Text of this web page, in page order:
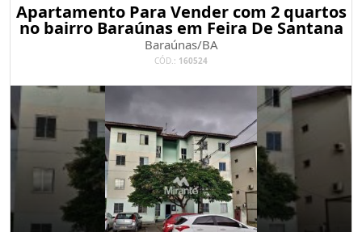
Apartamento Para Vender com 2 quartos
no bairro Baraúnas em Feira De Santana
Baraúnas/BA
CÓD.: 160524